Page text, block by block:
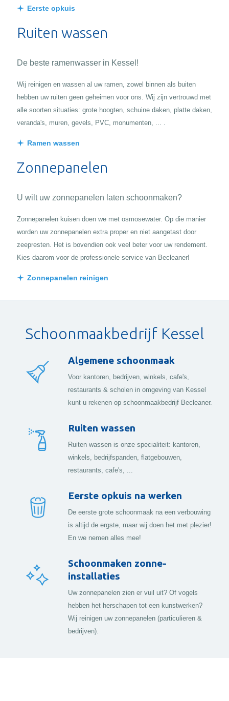
Eerste opkuis
Ruiten wassen
De beste ramenwasser in Kessel!
Wij reinigen en wassen al uw ramen, zowel binnen als buiten
hebben uw ruiten geen geheimen voor ons. Wij zijn vertrouwd met
alle soorten situaties: grote hoogten, schuine daken, platte daken,
veranda's, muren, gevels, PVC, monumenten, ... .
Ramen wassen
Zonnepanelen
U wilt uw zonnepanelen laten schoonmaken?
Zonnepanelen kuisen doen we met osmosewater. Op die manier
worden uw zonnepanelen extra proper en niet aangetast door
zeepresten. Het is bovendien ook veel beter voor uw rendement.
Kies daarom voor de professionele service van Becleaner!
Zonnepanelen reinigen
Schoonmaakbedrijf Kessel
Algemene schoonmaak
Voor kantoren, bedrijven, winkels, cafe's,
restaurants & scholen in omgeving van Kessel
kunt u rekenen op schoonmaakbedrijf Becleaner.
Ruiten wassen
Ruiten wassen is onze specialiteit: kantoren,
winkels, bedrijfspanden, flatgebouwen,
restaurants, cafe's, ...
Eerste opkuis na werken
De eerste grote schoonmaak na een verbouwing
is altijd de ergste, maar wij doen het met plezier!
En we nemen alles mee!
Schoonmaken zonne-
installaties
Uw zonnepanelen zien er vuil uit? Of vogels
hebben het herschapen tot een kunstwerken?
Wij reinigen uw zonnepanelen (particulieren &
bedrijven).